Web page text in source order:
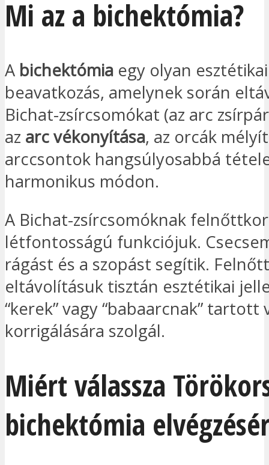
Mi az a bichektómia?
A bichektómia egy olyan esztétikai
beavatkozás, amelynek során
Bichat-zsírcsomókat (az arc
az arc vékonyítása, az orcák
arccsontok hangsúlyosabbá
harmonikus módon.
A Bichat-zsírcsomóknak
létfontosságú funkciójuk.
rágást és a szopást segítik.
eltávolításuk tisztán esztétikai
“kerek” vagy “babaarcnak” tartott
korrigálására szolgál.
Miért válassza
bichektómia